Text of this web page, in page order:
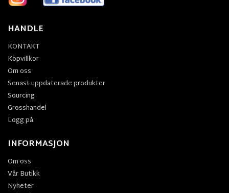
HANDLE
KONTAKT
Köpvillkor
Om oss
Senast uppdaterade produkter
Sourcing
Grosshandel
Logg på
INFORMASJON
Om oss
Vår Butikk
Nyheter